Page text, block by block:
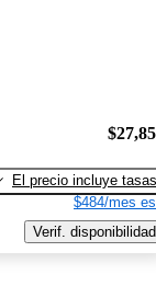
El precio incluye tasas
$484/mes
Verif. disponibilidad